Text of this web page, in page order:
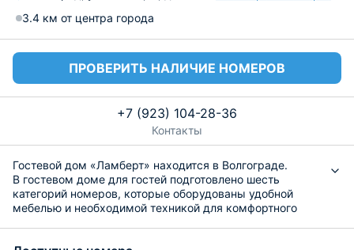
3.4 км от центра города
ПРОВЕРИТЬ НАЛИЧИЕ НОМЕРОВ
+7 (923) 104-28-36
Контакты
Гостевой дом «Ламберт» находится в Волгограде.
В гостевом доме для гостей подготовлено шесть
категорий номеров, которые оборудованы удобной
мебелью и необходимой техникой для комфортного